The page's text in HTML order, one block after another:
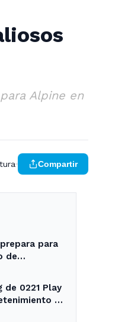
Alpine en
Compartir
para
de
de 0221 Play
y